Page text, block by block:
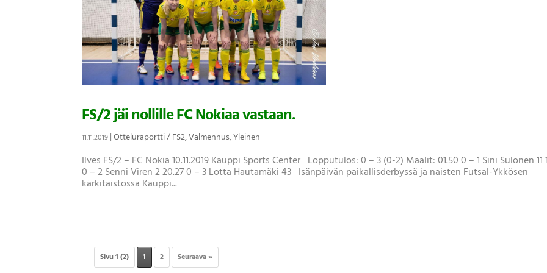
FS/2 jäi nollille FC Nokiaa vastaan.
11.11.2019 |Otteluraportti / FS2,Valmennus,Yleinen
Ilves FS/2 – FC Nokia 10.11.2019 Kauppi Sports Center Lopputulos: 0 – 3 (0-2) Maalit: 01.50 0 – 1 Sini Sulonen 11
0 – 2 Senni Viren 2 20.27 0 – 3 Lotta Hautamäki 43 Isänpäivän paikallisderbyssä ja naisten Futsal-Ykkösen
kärkitaistossa Kauppi...
Sivu 1 (2) 1 2 Seuraava »